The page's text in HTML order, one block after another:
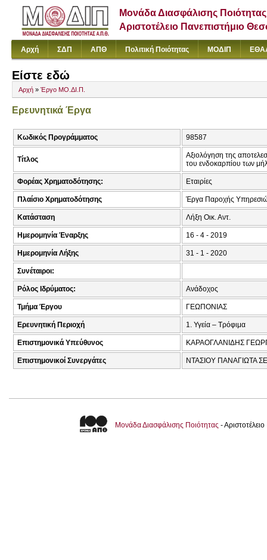
Μονάδα Διασφάλισης Ποιότητας
Αριστοτέλειο Πανεπιστήμιο
Αρχή ΣΔΠ ΑΠΘ Πολιτική Ποιότητας ΜΟΔΙΠ
Είστε εδώ
Αρχή » Έργο ΜΟ.ΔΙ.Π.
Ερευνητικά Έργα
Κωδικός Προγράμματος 98587
Τίτλος
Αξιολόγηση της
του ενδοκαρπίου των
Φορέας Χρηματοδότησης: Εταιρίες
Πλαίσιο Χρηματοδότησης Έργα Παροχής
Κατάσταση Λήξη Οικ. Αντ.
Ημερομηνία Έναρξης 16 - 4 - 2019
Ημερομηνία Λήξης 31 - 1 - 2020
Συνέταιροι:
Ρόλος Ιδρύματος: Ανάδοχος
Τμήμα Έργου ΓΕΩΠΟΝΙΑΣ
Ερευνητική Περιοχή 1. Υγεία – Τρόφιμα
Επιστημονικά Υπεύθυνος ΚΑΡΑΟΓΛΑΝΙΔΗΣ
Επιστημονικοί Συνεργάτες ΝΤΑΣΙΟΥ ΠΑΝΑΓΙΩΤΑ
Μονάδα Διασφάλισης Ποιότητας -